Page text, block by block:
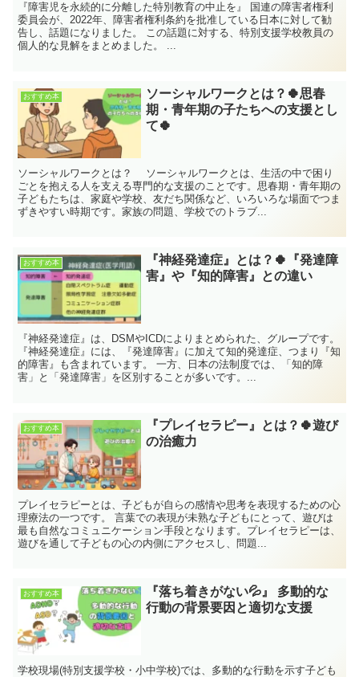
『障害児を永続的に分離した特別教育の中止を』 国連の障害者権利
委員会が、2022年、障害者権利条約を批准している日本に対して勧
告し、話題になりました。 この話題に対する、特別支援学校教員の
個人的な見解をまとめました。 ...
おすすめ本
ソーシャルワークとは？🍀思春
期・青年期の子たちへの支援とし
て🍀
ソーシャルワークとは？ ソーシャルワークとは、生活の中で困り
ごとを抱える人を支える専門的な支援のことです。思春期・青年期の
子どもたちは、家庭や学校、友だち関係など、いろいろな場面でつま
ずきやすい時期です。家族の問題、学校でのトラブ...
おすすめ本
『神経発達症』とは？🍀『発達障
害』や『知的障害』との違い
『神経発達症』は、DSMやICDによりまとめられた、グループです。
『神経発達症』には、『発達障害』に加えて知的発達症、つまり『知
的障害』も含まれています。 一方、日本の法制度では、「知的障
害」と「発達障害」を区別することが多いです。...
おすすめ本
『プレイセラピー』とは？🍀遊び
の治癒力
プレイセラピーとは、子どもが自らの感情や思考を表現するための心
理療法の一つです。 言葉での表現が未熟な子どもにとって、遊びは
最も自然なコミュニケーション手段となります。プレイセラピーは、
遊びを通して子どもの心の内側にアクセスし、問題...
おすすめ本
『落ち着きがない💦』 多動的な
行動の背景要因と適切な支援
学校現場(特別支援学校・小中学校)では、多動的な行動を示す子ども